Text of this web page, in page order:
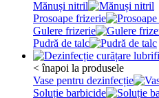
Mănuși nitril
Prosoape frizerie
Gulere frizerie
Pudră de talc
< înapoi la produsele
Vase pentru dezinfecție
Soluție barbicide